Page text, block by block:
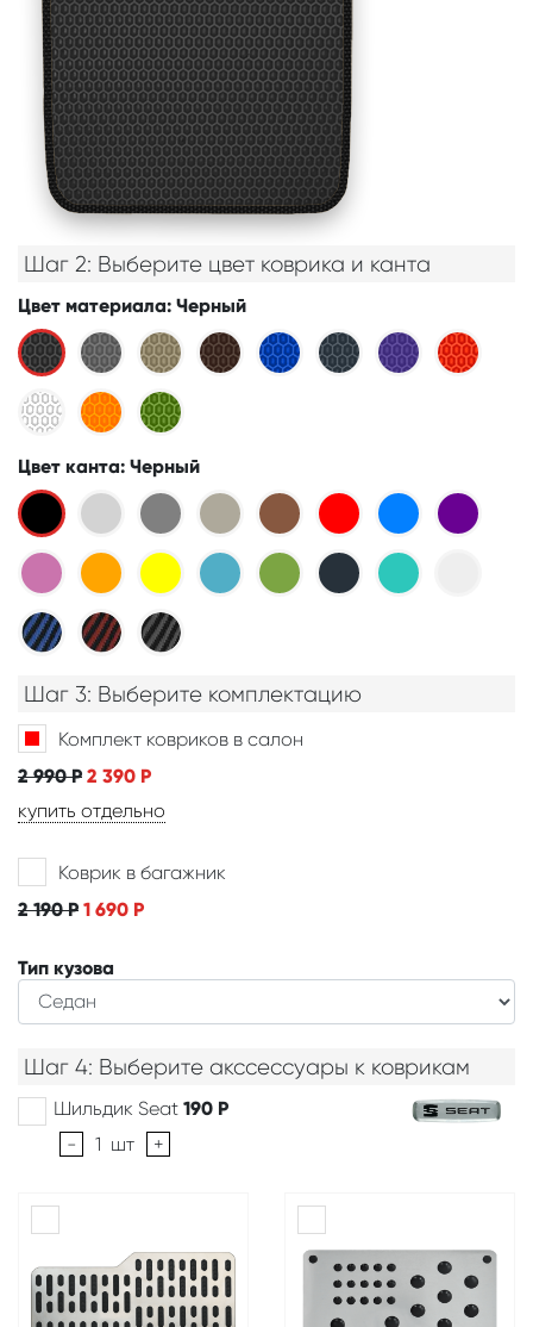
Шаг 2: Выберите цвет коврика и канта
Цвет материала: Черный
Цвет канта: Черный
Шаг 3: Выберите комплектацию
Комплект ковриков в салон
2 990Р 2 390 Р
купить отдельно
Коврик в багажник
2 190Р 1 690 Р
Тип кузова
Шаг 4: Выберите акссессуары к коврикам
Шильдик Seat 190 Р
-
1 шт +